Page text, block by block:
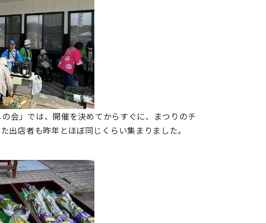
会」では、 開催を決めてからすぐに、 まつりのチ
出店者も昨年とほぼ同じくらい集まりました。